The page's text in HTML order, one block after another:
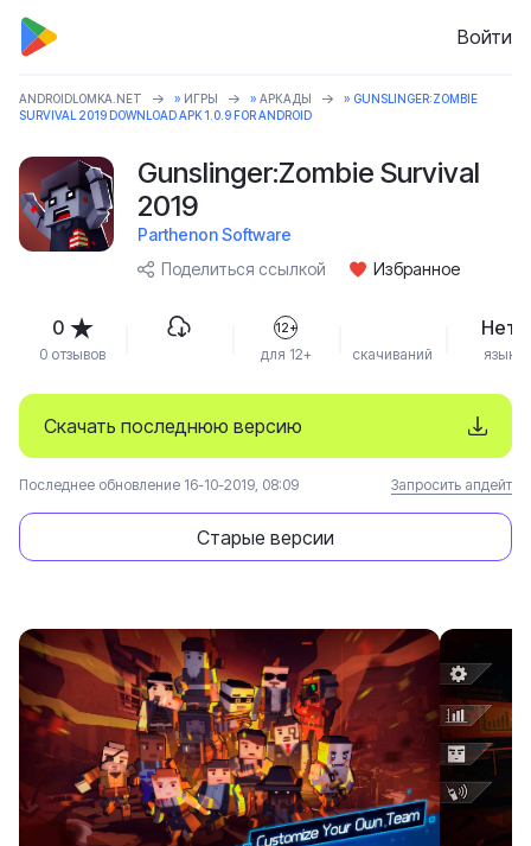
Войти
ANDROIDLOMKA.NET » ИГРЫ » АРКАДЫ
» GUNSLINGER:ZOMBIE
SURVIVAL 2019 DOWNLOAD APK 1.0.9 FOR ANDROID
Gunslinger:Zombie Survival
2019
Parthenon Software
Поделиться ссылкой
Избранное
Скачать последнюю версию
Старые версии
Последнее обновление 16-10-2019, 08:09 Запросить апдейт
0
0 отзывов
12+
для 12+ скачиваний
Нет
язык